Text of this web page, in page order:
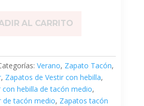
AL CARRITO
Verano, Zapato Tacón,
, Zapatos de Vestir con hebilla,
hebilla de tacón medio,
de tacón medio, Zapatos tacón